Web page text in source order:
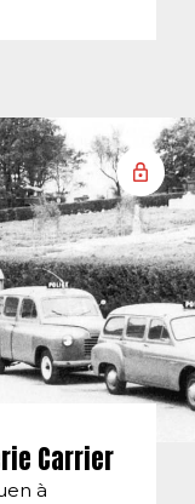
Carrier
à